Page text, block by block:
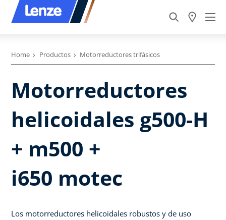
Home Productos Motorreductores trifásicos
Motorreductores
helicoidales g500-H
+ m500 +
i650 motec
Los motorreductores helicoidales robustos y de uso